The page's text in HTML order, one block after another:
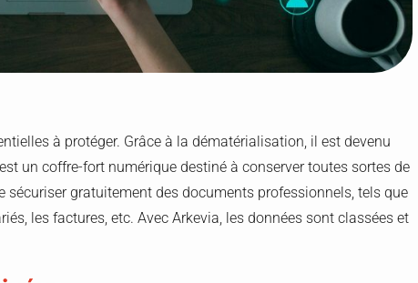
à protéger. Grâce à la dématérialisation, il est devenu
un coffre-fort numérique destiné à conserver toutes sortes de
gratuitement des documents professionnels, tels que
les factures, etc. Avec Arkevia, les données sont classées et